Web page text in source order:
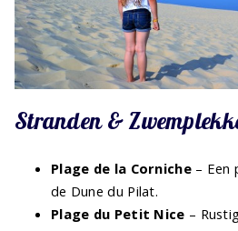
Stranden &
Plage de la Corniche– Een
de Dune du Pilat.
Plage du Petit Nice –